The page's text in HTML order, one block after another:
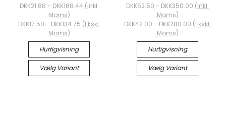
DKK21.88 - DKK168.44 (Inkl.
Moms)
DKK17.50 - DKK134.75 (Ekskl.
Moms)
Hurtigvisning
Vælg Variant
DKK52.50 - DKK350.00 (Inkl.
Moms)
DKK42.00 - DKK280.00 (Ekskl.
Moms)
Hurtigvisning
Vælg Variant